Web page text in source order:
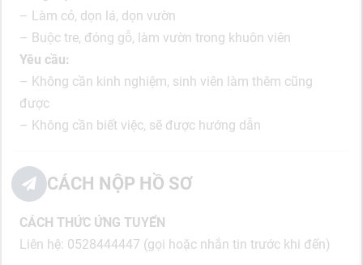
– Làm cỏ, dọn lá, dọn vườn
– Buộc tre, đóng gỗ, làm vườn trong khuôn viên
Yêu cầu:
– Không cần kinh nghiệm, sinh viên làm thêm cũng
được
– Không cần biết việc, sẽ được hướng dẫn
CÁCH NỘP HỒ SƠ
CÁCH THỨC ỨNG TUYỂN
Liên hệ: 0528444447 (gọi hoặc nhắn tin trước khi đến)